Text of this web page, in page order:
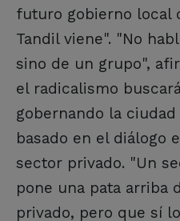
futuro gobierno local
Tandil viene". "No
sino de un grupo",
el radicalismo
gobernando la
basado en el diálogo
sector privado. "Un
pone una pata arriba
privado, pero que sí